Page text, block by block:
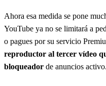
Ahora esa medida se pone
YouTube ya no se limitará a
o pagues por su servicio
reproductor al tercer vídeo
bloqueador de anuncios activo.